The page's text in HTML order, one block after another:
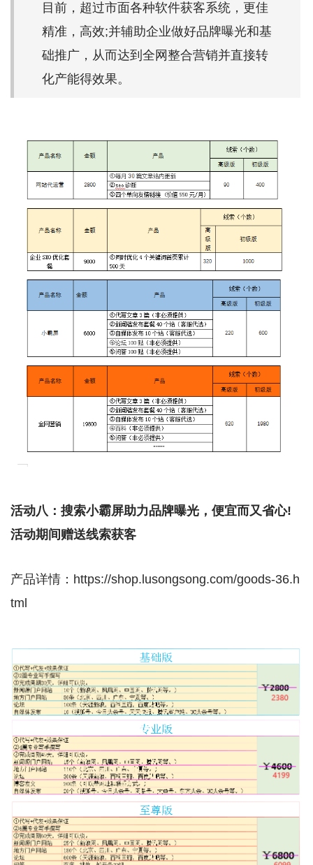
目前，超过市面各种软件获客系统，更佳
精准，高效;并辅助企业做好品牌曝光和基
础推广，从而达到全网整合营销并直接转
化产能得效果。
活动八：搜索小霸屏助力品牌曝光，便宜而又省心!
活动期间赠送线索获客
产品详情：https://shop.lusongsong.com/goods-36.h
tml